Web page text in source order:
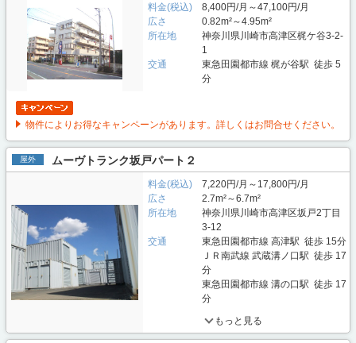
料金(税込)
8,400円/月～47,100円/月
広さ
0.82m²～4.95m²
所在地
神奈川県川崎市高津区梶ケ谷3-2-
1
交通
東急田園都市線 梶が谷駅 徒歩 5
分
物件によりお得なキャンペーンがあります。詳しくはお問合せください。
屋外 ムーヴトランク坂戸パート２
料金(税込)
7,220円/月～17,800円/月
広さ
2.7m²～6.7m²
所在地
神奈川県川崎市高津区坂戸2丁目
3-12
交通
東急田園都市線 高津駅 徒歩 15分
ＪＲ南武線 武蔵溝ノ口駅 徒歩 17
分
東急田園都市線 溝の口駅 徒歩 17
分
もっと見る